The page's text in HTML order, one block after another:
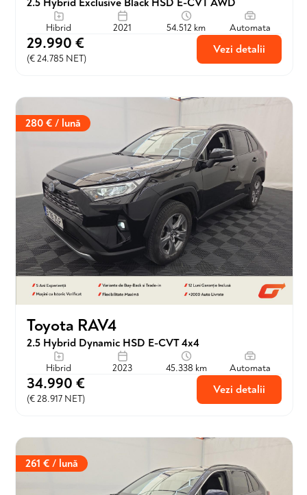
2.5 Hybrid Exclusive Black HSD E-CVT AWD
Hibrid 2021 54.512 km Automata
29.990 €
(€ 24.785 NET)
Vezi detalii
280 € / lună
Toyota RAV4
2.5 Hybrid Dynamic HSD E-CVT 4x4
Hibrid 2023 45.338 km Automata
34.990 €
(€ 28.917 NET)
Vezi detalii
261 € / lună